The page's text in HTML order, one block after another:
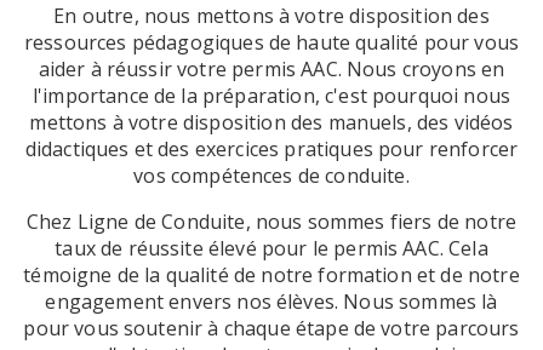
En outre, nous mettons à votre disposition des
ressources pédagogiques de haute qualité pour vous
aider à réussir votre permis AAC. Nous croyons en
l'importance de la préparation, c'est pourquoi nous
mettons à votre disposition des manuels, des vidéos
didactiques et des exercices pratiques pour renforcer
vos compétences de conduite.
Chez Ligne de Conduite, nous sommes fiers de notre
taux de réussite élevé pour le permis AAC. Cela
témoigne de la qualité de notre formation et de notre
engagement envers nos élèves. Nous sommes là
pour vous soutenir à chaque étape de votre parcours